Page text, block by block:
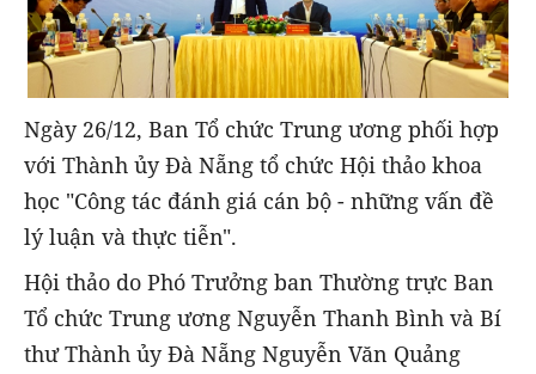
Ngày 26/12, Ban Tổ chức Trung ương phối hợp
với Thành ủy Đà Nẵng tổ chức Hội thảo khoa
học "Công tác đánh giá cán bộ - những vấn đề
lý luận và thực tiễn".
Hội thảo do Phó Trưởng ban Thường trực Ban
Tổ chức Trung ương Nguyễn Thanh Bình và Bí
thư Thành ủy Đà Nẵng Nguyễn Văn Quảng